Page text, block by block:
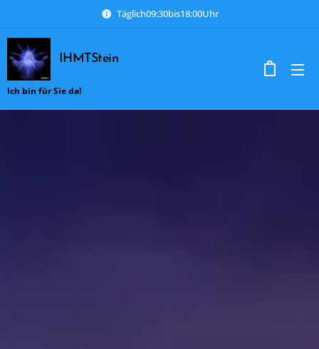
Täglich09:30bis18:00Uhr
IHMTStein
Ich bin für Sie da!